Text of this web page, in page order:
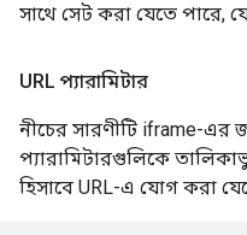
সাথে সেট করা যেতে পারে,
URL প্যারামিটার
নীচের সারণীটি iframe-এর
প্যারামিটারগুলিকে
হিসাবে URL-এ যোগ করা